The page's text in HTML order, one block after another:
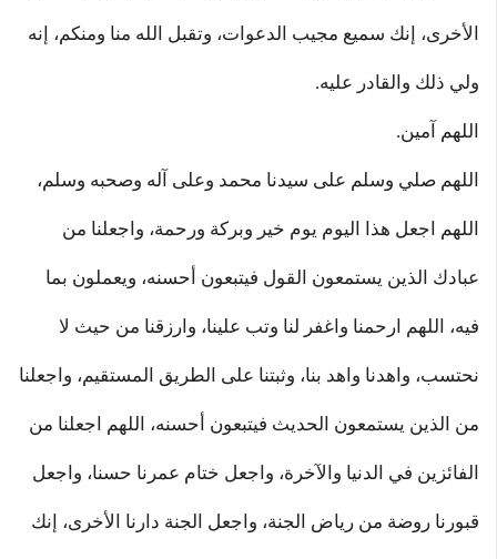
الأخرى، إنك سميع مجيب الدعوات، وتقبل الله منا ومنكم، إنه
ولي ذلك والقادر عليه.
اللهم آمين.
اللهم صلي وسلم على سيدنا محمد وعلى آله وصحبه وسلم،
اللهم اجعل هذا اليوم يوم خير وبركة ورحمة، واجعلنا من
عبادك الذين يستمعون القول فيتبعون أحسنه، ويعملون بما
فيه، اللهم ارحمنا واغفر لنا وتب علينا، وارزقنا من حيث لا
نحتسب، واهدنا واهد بنا، وثبتنا على الطريق المستقيم، واجعلنا
من الذين يستمعون الحديث فيتبعون أحسنه، اللهم اجعلنا من
الفائزين في الدنيا والآخرة، واجعل ختام عمرنا حسنا، واجعل
قبورنا روضة من رياض الجنة، واجعل الجنة دارنا الأخرى، إنك